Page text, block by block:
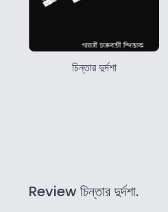
চিন্তার দুর্দশা
Review চিন্তার দুর্দশা.